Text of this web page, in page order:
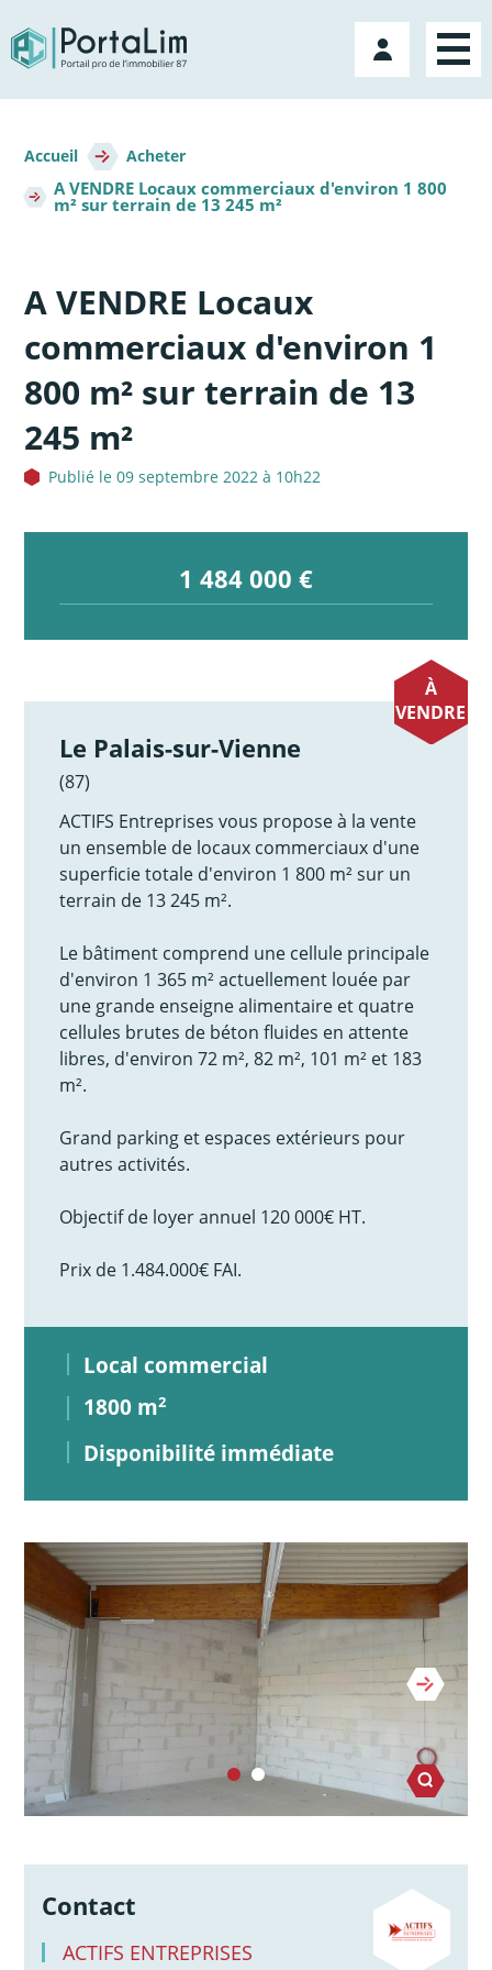
directement
au
contenu
Mon
compte
d'Ariane
Accueil Acheter
A VENDRE Locaux commerciaux d'environ 1 800
m² sur terrain de 13 245 m²
A VENDRE Locaux
commerciaux d'environ 1
800 m² sur terrain de 13
245 m²
Publié le 09 septembre 2022 à 10h22
1 484 000 €
À
VENDRE
Le Palais-sur-Vienne
(87)
ACTIFS Entreprises vous propose à la vente
un ensemble de locaux commerciaux d'une
superficie totale d'environ 1 800 m² sur un
terrain de 13 245 m².
Le bâtiment comprend une cellule principale
d'environ 1 365 m² actuellement louée par
une grande enseigne alimentaire et quatre
cellules brutes de béton fluides en attente
libres, d'environ 72 m², 82 m², 101 m² et 183
m².
Grand parking et espaces extérieurs pour
autres activités.
Objectif de loyer annuel 120 000€ HT.
Prix de 1.484.000€ FAI.
Local commercial
1800 m2
Disponibilité immédiate
Contact
ACTIFS ENTREPRISES